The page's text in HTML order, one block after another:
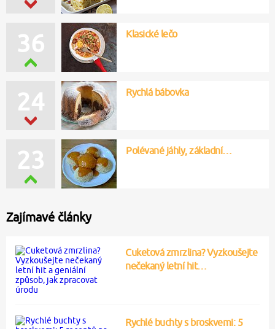
36 Klasické lečo
24 Rychlá bábovka
23 Polévané jáhly, základní…
Zajímavé články
Cuketová zmrzlina? Vyzkoušejte
nečekaný letní hit…
Rychlé buchty s broskvemi: 5